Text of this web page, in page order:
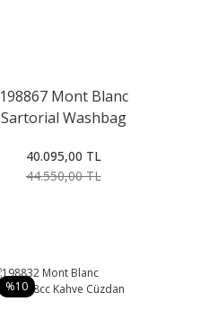
198867 Mont Blanc
Sartorial Washbag
40.095,00 TL
44.550,00 TL
%10